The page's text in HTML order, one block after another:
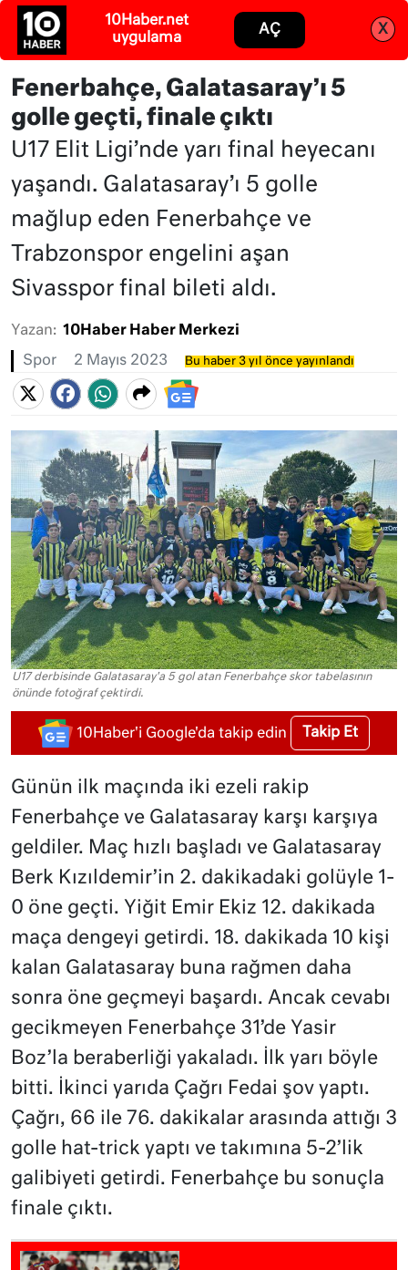
10Haber.net
uygulama
AÇ X
Abone ol Giriş
Fenerbahçe, Galatasaray’ı 5
golle geçti, finale çıktı
U17 Elit Ligi’nde yarı final heyecanı
yaşandı. Galatasaray’ı 5 golle
mağlup eden Fenerbahçe ve
Trabzonspor engelini aşan
Sivasspor final bileti aldı.
Yazan: 10Haber Haber Merkezi
Spor 2 Mayıs 2023 Bu haber 3 yıl önce yayınlandı
U17 derbisinde Galatasaray'a 5 gol atan Fenerbahçe skor tabelasının
önünde fotoğraf çektirdi.
10Haber'i Google'da takip edin Takip Et
Günün ilk maçında iki ezeli rakip
Fenerbahçe ve Galatasaray karşı karşıya
geldiler. Maç hızlı başladı ve Galatasaray
Berk Kızıldemir’in 2. dakikadaki golüyle 1-
0 öne geçti. Yiğit Emir Ekiz 12. dakikada
maça dengeyi getirdi. 18. dakikada 10 kişi
kalan Galatasaray buna rağmen daha
sonra öne geçmeyi başardı. Ancak cevabı
gecikmeyen Fenerbahçe 31’de Yasir
Boz’la beraberliği yakaladı. İlk yarı böyle
bitti. İkinci yarıda Çağrı Fedai şov yaptı.
Çağrı, 66 ile 76. dakikalar arasında attığı 3
golle hat-trick yaptı ve takımına 5-2’lik
galibiyeti getirdi. Fenerbahçe bu sonuçla
finale çıktı.